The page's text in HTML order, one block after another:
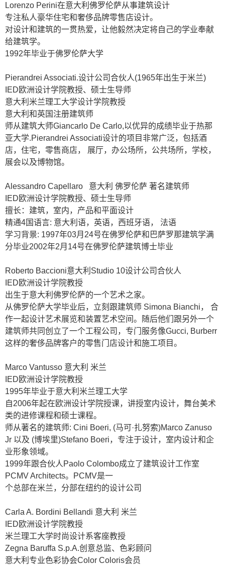
Lorenzo Perini在意大利佛罗伦萨从事建筑设计
专注私人豪华住宅和奢侈品牌零售店设计。
对设计和建筑的一贯热爱，让他毅然决定将自己的学业奉献
给建筑学。
1992年毕业于佛罗伦萨大学
Pierandrei Associati.设计公司合伙人(1965年出生于米兰)
IED欧洲设计学院教授、硕士生导师
意大利米兰理工大学设计学院教授
意大利和英国注册建筑师
师从建筑大师Giancarlo De Carlo,以优异的成绩毕业于热那
亚大学.Pierandrei Associati设计的项目非常广泛，包括酒
店，住宅，零售商店，
展厅，办公场所，公共场所，学校，
展会以及博物馆。
Alessandro Capellaro 意大利 佛罗伦萨 著名建筑师
IED欧洲设计学院教授、硕士生导师
擅长：建筑，室内，产品和平面设计
精通4国语言: 意大利语，英语，西班牙语，
法语
学习背景: 1997年03月 24号在佛罗伦萨和巴萨罗那建筑学满
分毕业2002年2月 14号在佛罗伦萨建筑博士毕业
Roberto Baccioni意大利 Studio 10设计公司合伙人
IED欧洲设计学院教授
出生于意大利佛罗伦萨的一个艺术之家。
从佛罗伦萨大学毕业后，立刻跟建筑师 Simona Bianchi，
合
作一起设计艺术展览和装置艺术空间。随后他们跟另外一个
建筑师共同创立了一个工程公司，专门服务像Gucci, Burberr
这样的奢侈品牌客户的零售门店设计和施工项目。
Marco Vantusso 意大利 米兰
IED欧洲设计学院教授
1995年毕业于意大利米兰理工大学
自2006年起在欧洲设计学院授课，讲授室内设计，舞台美术
类的进修课程和硕士课程。
师从著名的建筑师: Cini Boeri, (马可·扎努索)Marco Zanuso
Jr 以及 (博埃里)Stefano Boeri，专注于设计，室内设计和企
业形象领域。
1999年跟合伙人 Paolo Colombo成立了建筑设计工作室
PCMV Architects。 PCMV是一
个总部在米兰，分部在纽约的设计公司
Carla A. Bordini Bellandi 意大利 米兰
IED欧洲设计学院教授
米兰理工大学时尚设计系客座教授
Zegna Baruffa S.p.A.创意总监、色彩顾问
意大利专业色彩协会Color Coloris会员